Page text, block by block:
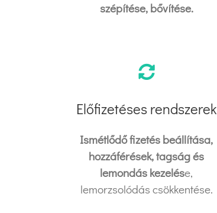
szépítése, bővítése.
Előfizetéses rendszerek
Ismétlődő fizetés beállítása,
hozzáférések, tagság és
lemondás kezelése,
lemorzsolódás csökkentése.